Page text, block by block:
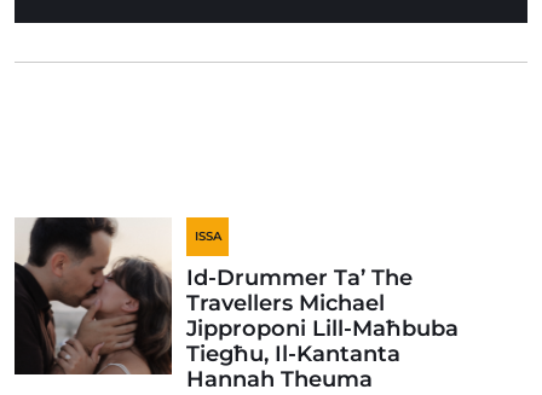
ISSA
Id-Drummer Ta’ The
Travellers Michael
Jipproponi Lill-Maħbuba
Tiegħu, Il-Kantanta
Hannah Theuma